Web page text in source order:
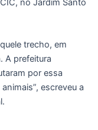
no Jardim Santo
trecho, em
A prefeitura
por essa
escreveu a